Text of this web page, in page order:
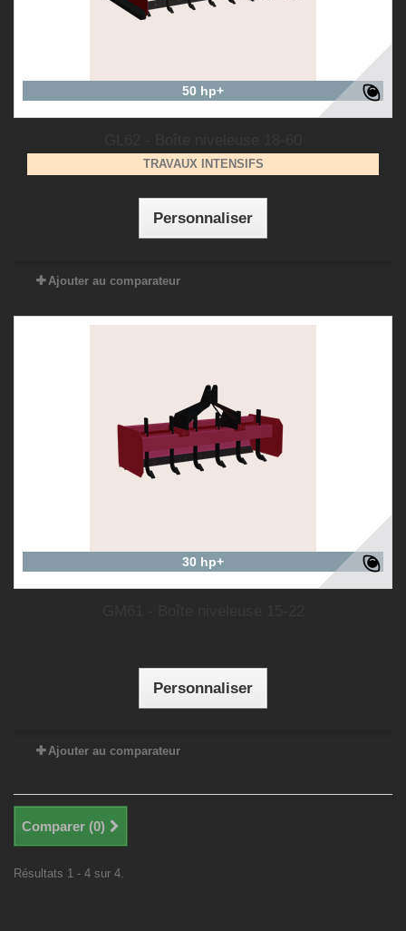
50 hp+
TRAVAUX INTENSIFS
Personnaliser
Ajouter au comparateur
30 hp+
Personnaliser
Ajouter au comparateur
Comparer (0)
Résultats 1 - 4 sur 4.